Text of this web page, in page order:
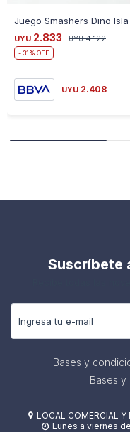
UYU 2.833 UYU 4.122
31
UYU 2.408
Suscríbete
Bases y
Bases y
 LOCAL COMERCIAL
 Lunes a viernes